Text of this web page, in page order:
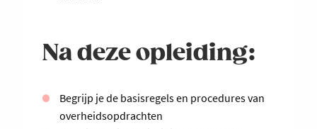
Na deze opleiding:
Begrijp je de basisregels en procedures van
overheidsopdrachten